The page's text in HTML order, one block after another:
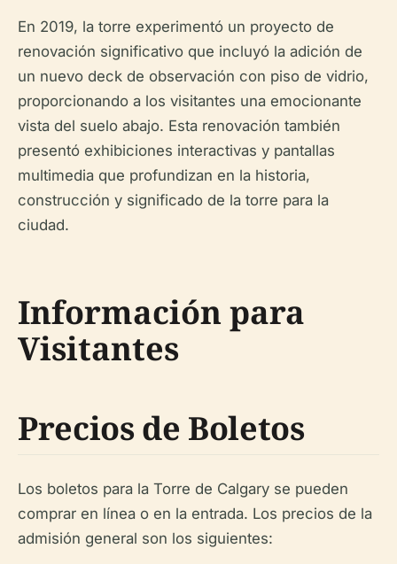
En 2019, la torre experimentó un proyecto de
renovación significativo que incluyó la adición de
un nuevo deck de observación con piso de vidrio,
proporcionando a los visitantes una emocionante
vista del suelo abajo. Esta renovación también
presentó exhibiciones interactivas y pantallas
multimedia que profundizan en la historia,
construcción y significado de la torre para la
ciudad.
Información para
Visitantes
Precios de Boletos
Los boletos para la Torre de Calgary se pueden
comprar en línea o en la entrada. Los precios de la
admisión general son los siguientes: